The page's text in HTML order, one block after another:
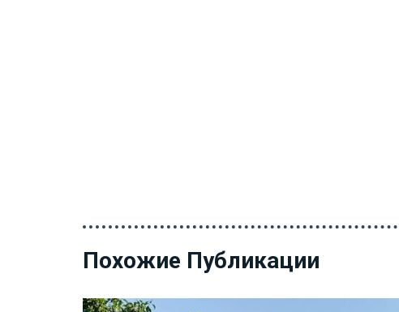
Похожие Публикации